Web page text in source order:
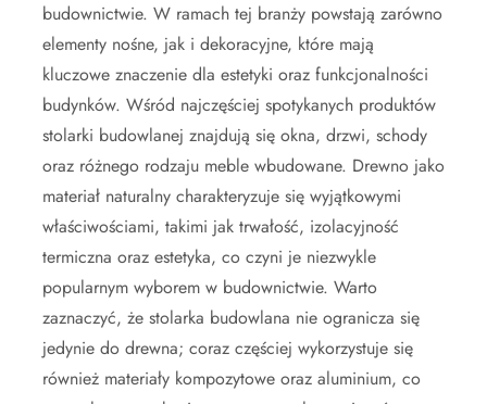
budownictwie. W ramach tej branży powstają zarówno
elementy nośne, jak i dekoracyjne, które mają
kluczowe znaczenie dla estetyki oraz funkcjonalności
budynków. Wśród najczęściej spotykanych produktów
stolarki budowlanej znajdują się okna, drzwi, schody
oraz różnego rodzaju meble wbudowane. Drewno jako
materiał naturalny charakteryzuje się wyjątkowymi
właściwościami, takimi jak trwałość, izolacyjność
termiczna oraz estetyka, co czyni je niezwykle
popularnym wyborem w budownictwie. Warto
zaznaczyć, że stolarka budowlana nie ogranicza się
jedynie do drewna; coraz częściej wykorzystuje się
również materiały kompozytowe oraz aluminium, co